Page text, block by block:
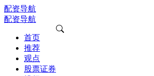
配资导航
配资导航
首页
推荐
观点
股票证券